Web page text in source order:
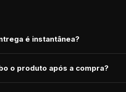
é instantânea?
o produto após a compra?